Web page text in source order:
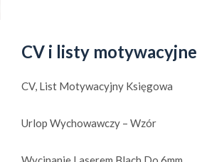
CV i listy motywacyjne
CV, List Motywacyjny Księgowa
Urlop Wychowawczy – Wzór